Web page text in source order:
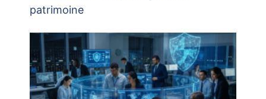
patrimoine